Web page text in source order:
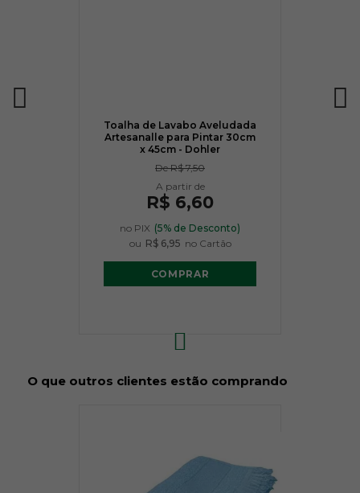
Toalha de Lavabo Aveludada
Artesanalle para Pintar 30cm
x 45cm - Dohler
DeR$ 7,50
R$ 6,60
no PIX (5% de Desconto)
ou R$ 6,95 no Cartão
COMPRAR
O que outros clientes estão comprando